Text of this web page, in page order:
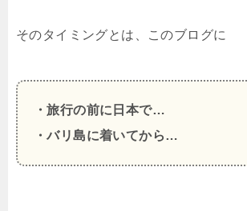
そのタイミングとは、このブログに
・旅行の前に日本で…
・バリ島に着いてから…